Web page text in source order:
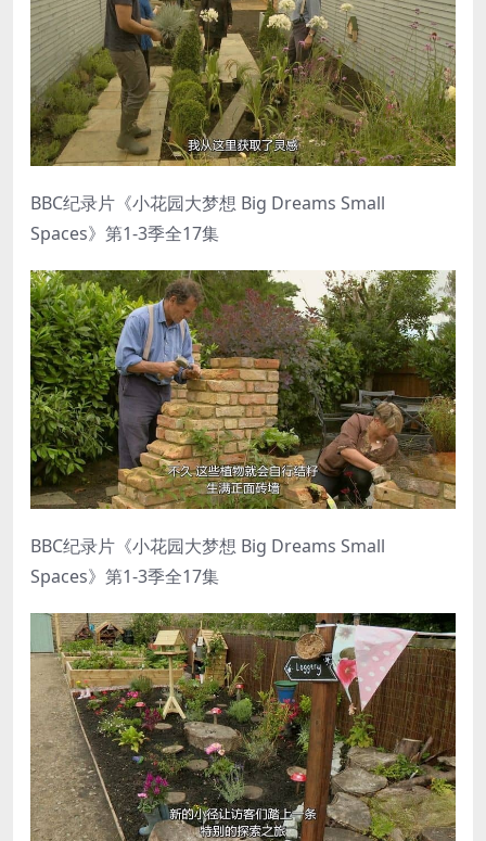
BBC纪录片《小花园大梦想 Big Dreams Small
Spaces》第1-3季全17集
BBC纪录片《小花园大梦想 Big Dreams Small
Spaces》第1-3季全17集